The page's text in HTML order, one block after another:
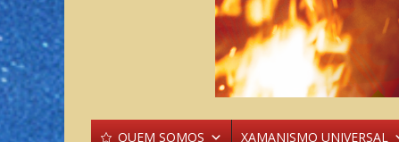
QUEM SOMOS XAMANISMO UNIVERSAL